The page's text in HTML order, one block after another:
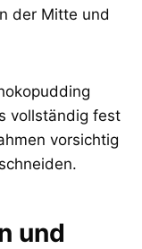
der Mitte und
vollständig fest
vorsichtig
und